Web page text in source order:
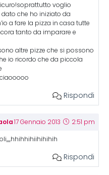
voglio
che ho iniziato da
a fare la pizza in casa tutte
tanto da imparare e
altre pizze che si possono
io ricordo che da piccola
Rispondi
17 Gennaio 2013 2:51 pm
Rispondi